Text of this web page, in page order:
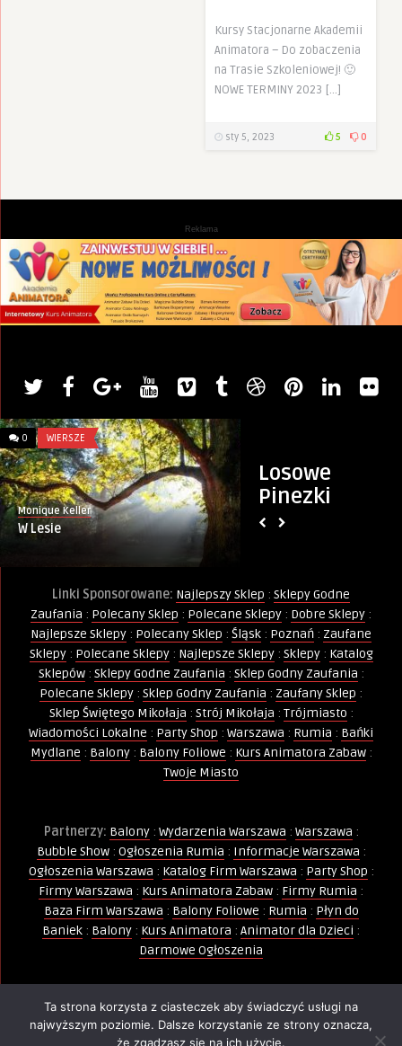
Kursy Stacjonarne Akademii
Animatora – Do zobaczenia
na Trasie Szkoleniowej! 🙂
NOWE TERMINY 2023 […]
sty 5, 2023 5 0
Reklama
Losowe
Pinezki
0 WIERSZE
Monique Keller
W Lesie
Linki Sponsorowane: Najlepszy Sklep : Sklepy Godne
Zaufania : Polecany Sklep : Polecane Sklepy : Dobre Sklepy :
Najlepsze Sklepy : Polecany Sklep : Śląsk : Poznań : Zaufane
Sklepy: Polecane Sklepy: Najlepsze Sklepy: Sklepy: Katalog
Sklepów: Sklepy Godne Zaufania : Sklep Godny Zaufania :
Polecane Sklepy : Sklep Godny Zaufania : Zaufany Sklep :
Sklep Świętego Mikołaja : Strój Mikołaja : Trójmiasto :
Wiadomości Lokalne : Party Shop : Warszawa : Rumia : Bańki
Mydlane : Balony: Balony Foliowe : Kurs Animatora Zabaw:
Twoje Miasto
Partnerzy: Balony: Wydarzenia Warszawa : Warszawa :
Bubble Show: Ogłoszenia Rumia : Informacje Warszawa :
Ogłoszenia Warszawa : Katalog Firm Warszawa : Party Shop :
Firmy Warszawa : Kurs Animatora Zabaw : Firmy Rumia :
Baza Firm Warszawa : Balony Foliowe : Rumia : Płyn do
Baniek : Balony : Kurs Animatora : Animator dla Dzieci :
Darmowe Ogłoszenia
Wszelkie Prawa Zastrzeżone - Kopiowanie, powielanie i
wykorzystywanie treści, zdjęć, grafik jest zabronione -
Ta strona korzysta z ciasteczek aby świadczyć usługi na
najwyższym poziomie. Dalsze korzystanie ze strony oznacza,
że zgadzasz się na ich użycie.